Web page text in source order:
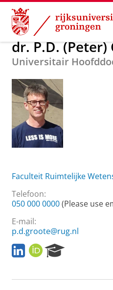
Skip
Content
Skip
Navigation
Over ons dr. P.D.
dr. P.D. (Peter)
Universitair
Faculteit Ruimtelijke
Telefoon:
050 000 0000(Please use
E-mail:
p.d.groote@rug.nl
L
i
k
O
R
I
e